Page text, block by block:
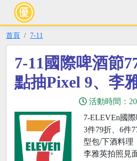
首頁 7-11
7-11國際啤酒節
點抽Pixel 9、李
活動時間：
7-ELEVEn國
3件79折、6件
型包/下酒料理
李雅英拍照見